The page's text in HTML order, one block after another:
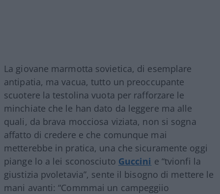
La giovane marmotta sovietica, di esemplare
antipatia, ma vacua, tutto un preoccupante
scuotere la testolina vuota per rafforzare le
minchiate che le han dato da leggere ma alle
quali, da brava mocciosa viziata, non si sogna
affatto di credere e che comunque mai
metterebbe in pratica, una che sicuramente oggi
piange lo a lei sconosciuto Guccini e “tvionfi la
giustizia pvoletavia”, sente il bisogno di mettere le
mani avanti: “Commmai un campeggiio